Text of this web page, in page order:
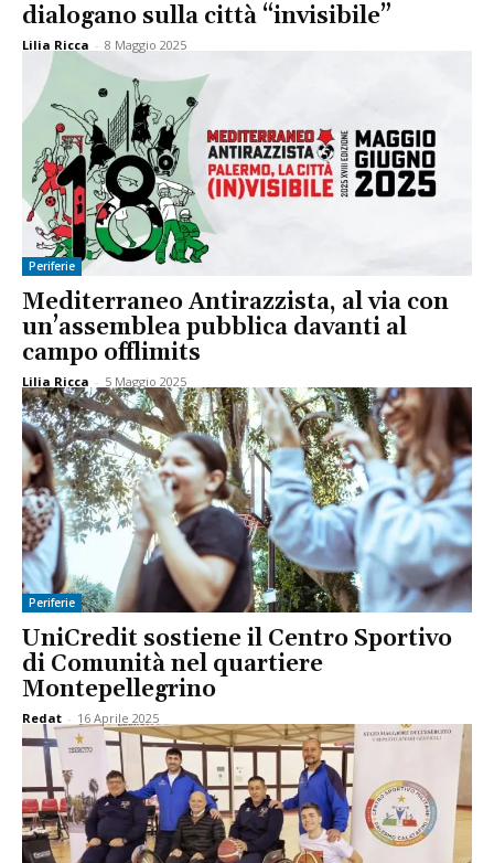
dialogano sulla città “invisibile”
Lilia Ricca - 8 Maggio 2025
Periferie
Mediterraneo Antirazzista, al via con
un’assemblea pubblica davanti al
campo offlimits
Lilia Ricca - 5 Maggio 2025
Periferie
UniCredit sostiene il Centro Sportivo
di Comunità nel quartiere
Montepellegrino
Redat - 16 Aprile 2025